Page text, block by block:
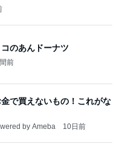
のあんドーナツ
前
金で買えないもの！これがな
by Ameba 10日前